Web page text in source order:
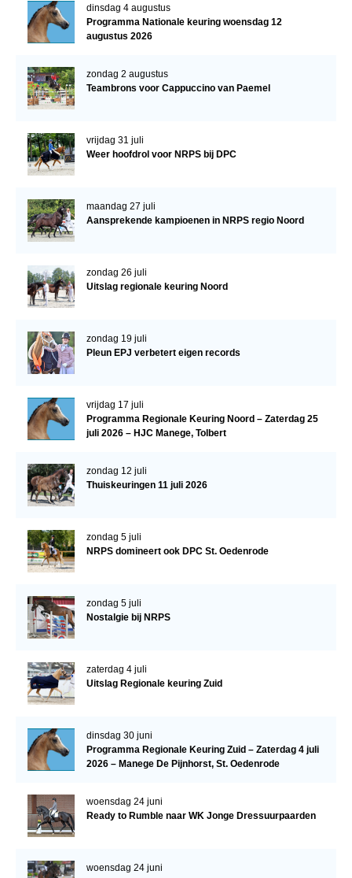
REGIO'S
Regio Noord
Bestuur Regio Noord
Regio Midden
Regio West
Regio Zuid
KALENDER
ACCOUNT AANMAKEN
dinsdag 4 augustus
Programma Nationale keuring woensdag 12
augustus 2026
zondag 2 augustus
Teambrons voor Cappuccino van Paemel
vrijdag 31 juli
Weer hoofdrol voor NRPS bij DPC
maandag 27 juli
Aansprekende kampioenen in NRPS regio Noord
zondag 26 juli
Uitslag regionale keuring Noord
zondag 19 juli
Pleun EPJ verbetert eigen records
vrijdag 17 juli
Programma Regionale Keuring Noord – Zaterdag 25
juli 2026 – HJC Manege, Tolbert
zondag 12 juli
Thuiskeuringen 11 juli 2026
zondag 5 juli
NRPS domineert ook DPC St. Oedenrode
zondag 5 juli
Nostalgie bij NRPS
zaterdag 4 juli
Uitslag Regionale keuring Zuid
dinsdag 30 juni
Programma Regionale Keuring Zuid – Zaterdag 4 juli
2026 – Manege De Pijnhorst, St. Oedenrode
woensdag 24 juni
Ready to Rumble naar WK Jonge Dressuurpaarden
woensdag 24 juni